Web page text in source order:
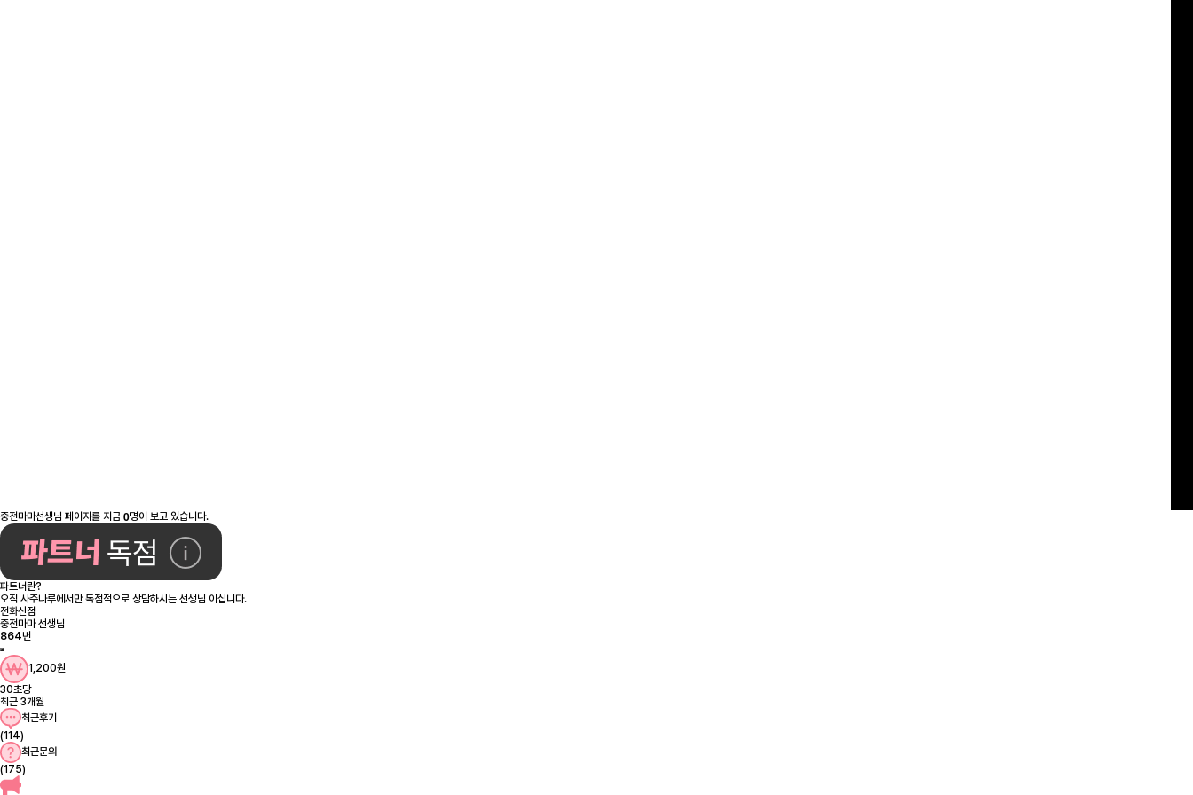
중전마마선생님 페이지를 지금 0명이 보고 있습니다.
파트너란?
오직 사주나루에서만 독점적으로 상담하시는 선생님 이십니다.
전화신점
중전마마 선생님
864번
1,200원
30초당
최근 3개월
최근후기
(114)
최근문의
(175)